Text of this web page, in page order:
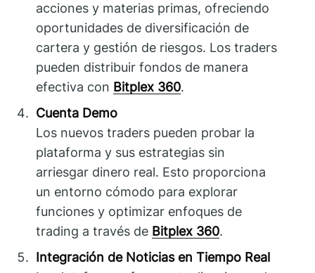
acciones y materias primas, ofreciendo
oportunidades de diversificación de
cartera y gestión de riesgos. Los traders
pueden distribuir fondos de manera
efectiva con Bitplex 360.
Cuenta Demo
Los nuevos traders pueden probar la
plataforma y sus estrategias sin
arriesgar dinero real. Esto proporciona
un entorno cómodo para explorar
funciones y optimizar enfoques de
trading a través de Bitplex 360.
Integración de Noticias en Tiempo Real